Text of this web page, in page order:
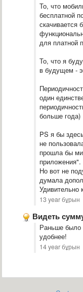
То, что
бесплатной
скачивается
для платной
То, что я
в будущем -
один
больше года)
PS я бы
не
прошла бы
приложения".
Но вот не
думала
Удивительно
13 year бұрын
Видеть сумму за
Раньше было
удобнее!
14 year бұрын